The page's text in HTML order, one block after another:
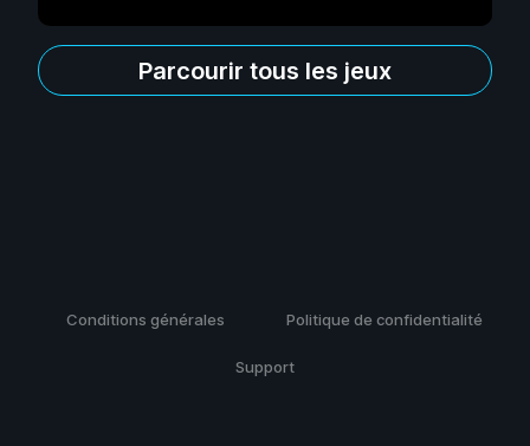
Parcourir tous les jeux
Conditions générales Politique de confidentialité
Support